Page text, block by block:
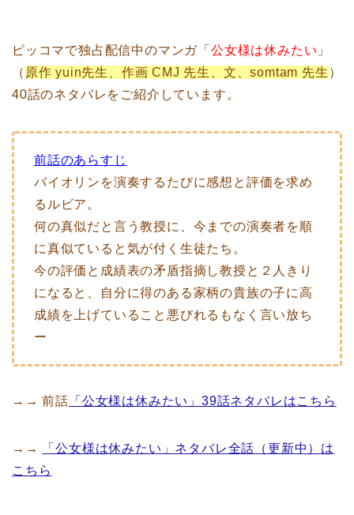
ピッコマで独占配信中のマンガ「 公女様は休みたい 」
（ 原作 yuin先生、作画 CMJ 先生、文、somtam 先生 ）
40話のネタバレをご紹介しています。
前話のあらすじ
バイオリンを演奏するたびに感想と評価を求め
るルビア。
何の真似だと言う教授に、今までの演奏者を順
に真似ていると気が付く生徒たち。
今の評価と成績表の矛盾指摘し教授と２人きり
になると、自分に得のある家柄の貴族の子に高
成績を上げていること悪びれるもなく言い放ち
ー
→→ 前話 「公女様は休みたい」39話ネタバレはこちら
→→
「公女様は休みたい」ネタバレ全話（更新中）は
こちら